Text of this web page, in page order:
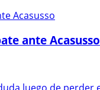
ante Acasusso